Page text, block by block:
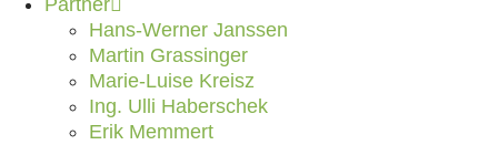
Partner
Hans-Werner Janssen
Martin Grassinger
Marie-Luise Kreisz
Ing. Ulli Haberschek
Erik Memmert